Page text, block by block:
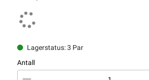
Lagerstatus: 3 Par
Antall